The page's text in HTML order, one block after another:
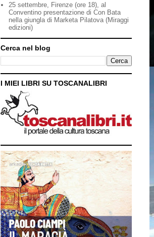
25 settembre, Firenze (ore 18), al
Conventino presentazione di Con Bata
nella giungla di Marketa Pilatova (Miraggi
edizioni)
Cerca nel blog
I MIEI LIBRI SU TOSCANALIBRI